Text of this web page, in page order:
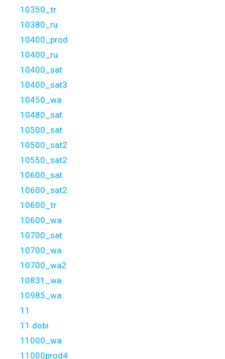
10350_tr
10380_ru
10400_prod
10400_ru
10400_sat
10400_sat3
10450_wa
10480_sat
10500_sat
10500_sat2
10550_sat2
10600_sat
10600_sat2
10600_tr
10600_wa
10700_sat
10700_wa
10700_wa2
10831_wa
10985_wa
11
11 dobi
11000_wa
11000prod4